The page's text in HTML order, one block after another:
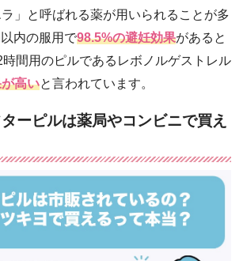
」と呼ばれる薬が用いられることが多
内の服用で98.5%の避妊効果があると
間用のピルであるレボノルゲストレル
高いと言われています。
ターピルは薬局やコンビニで買え